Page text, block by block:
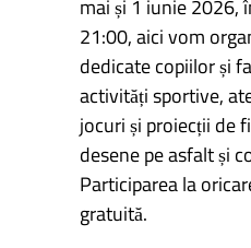
mai și 1 iunie 2026,
21:00, aici vom
dedicate copiilor și
activități sportive,
jocuri și proiecții de
desene pe asfalt și
Participarea la
gratuită.